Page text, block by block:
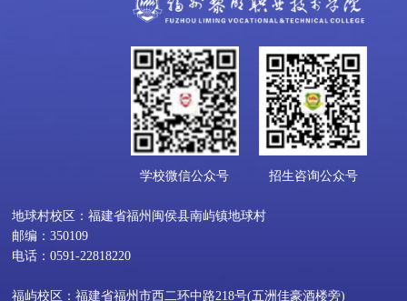
学校微信公众号 招生咨询公众号
地球村校区：福建省福州闽侯县南屿镇地球村
邮编：350109
电话：0591-22818220
福屿校区：福建省福州市西二环中路218号(五洲佳豪酒楼旁)